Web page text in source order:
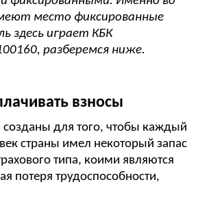
место фиксированные
здесь играет КБК
разберемся ниже.
взносы
созданы для того, чтобы каждый
страны имел некоторый запас
типа, коими являются
потеря трудоспособности,